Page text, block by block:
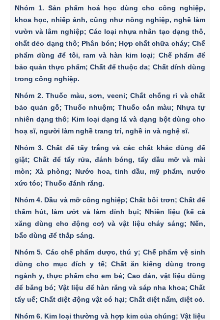
Nhóm 1. Sản phẩm hoá học dùng cho công nghiệp,
khoa học, nhiếp ảnh, cũng như nông nghiệp, nghề làm
vườn và lâm nghiệp; Các loại nhựa nhân tạo dạng thô,
chất dẻo dạng thô; Phân bón; Hợp chất chữa cháy; Chế
phẩm dùng để tôi, ram và hàn kim loại; Chế phẩm để
bảo quản thực phẩm; Chất để thuộc da; Chất dính dùng
trong công nghiệp.
Nhóm 2. Thuốc màu, sơn, vecni; Chất chống rỉ và chất
bảo quản gỗ; Thuốc nhuộm; Thuốc cắn màu; Nhựa tự
nhiên dạng thô; Kim loại dạng lá và dạng bột dùng cho
hoạ sĩ, người làm nghề trang trí, nghề in và nghệ sĩ.
Nhóm 3. Chất để tẩy trắng và các chất khác dùng để
giặt; Chất để tẩy rửa, đánh bóng, tẩy dầu mỡ và mài
mòn; Xà phòng; Nước hoa, tinh dầu, mỹ phẩm, nước
xức tóc; Thuốc đánh răng.
Nhóm 4. Dầu và mỡ công nghiệp; Chất bôi trơn; Chất để
thấm hút, làm ướt và làm dính bụi; Nhiên liệu (kể cả
xăng dùng cho động cơ) và vật liệu cháy sáng; Nến,
bấc dùng để thắp sáng.
Nhóm 5. Các chế phẩm dược, thú y; Chế phẩm vệ sinh
dùng cho mục đích y tế; Chất ăn kiêng dùng trong
ngành y, thực phẩm cho em bé; Cao dán, vật liệu dùng
để băng bó; Vật liệu để hàn răng và sáp nha khoa; Chất
tẩy uế; Chất diệt động vật có hại; Chất diệt nấm, diệt cỏ.
Nhóm 6. Kim loại thường và hợp kim của chúng; Vật liệu